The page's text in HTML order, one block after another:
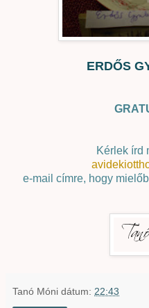
ERDŐS
Kérlek írd
e-mail címre, hogy
Tanó Móni dátum: 22:43